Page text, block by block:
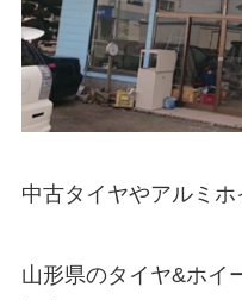
中古タイヤやアルミホ
山形県のタイヤ&ホイ